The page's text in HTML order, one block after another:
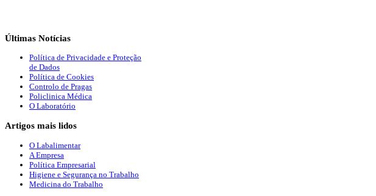
Últimas Notícias
Política de Privacidade e Proteção
de Dados
Política de Cookies
Controlo de Pragas
Policlinica Médica
O Laboratório
Artigos mais lidos
O Labalimentar
A Empresa
Política Empresarial
Higiene e Segurança no Trabalho
Medicina do Trabalho